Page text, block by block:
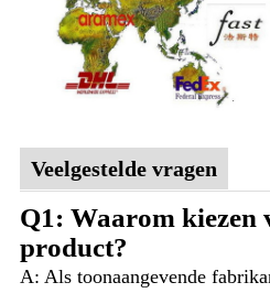
Veelgestelde vragen
Q1: Waarom kiezen
product?
A: Als toonaangevende